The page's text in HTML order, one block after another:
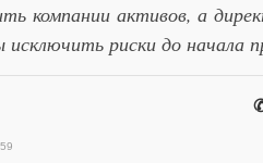
компании активов, а
риски до начала